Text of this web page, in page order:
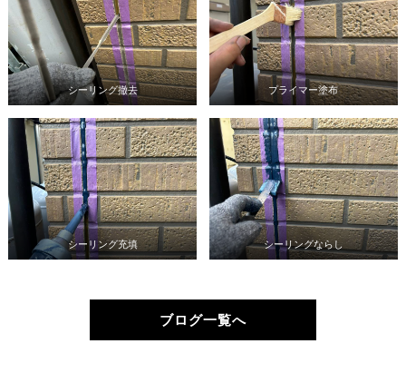
シーリング撤去 プライマー塗布
シーリング充填 シーリングならし
ブログ一覧へ